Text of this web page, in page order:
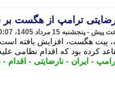
ترامپ از هگست بر
پیت هگست، افزایش یافته
کرده بود که اقدام نظامی
- ایران - نارضایتی - اقدام -